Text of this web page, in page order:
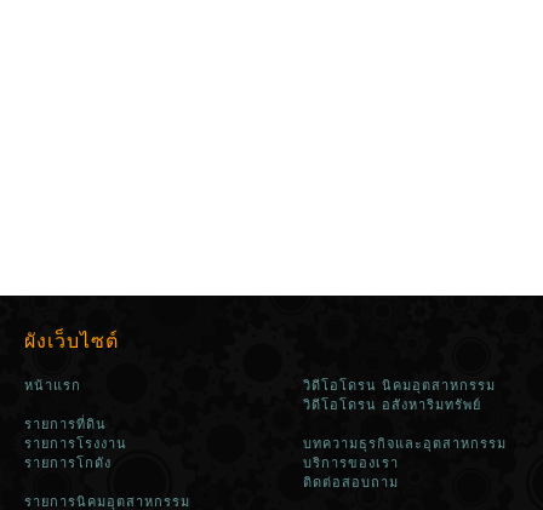
ผังเว็บไซต์
หน้าแรก
รายการที่ดิน
รายการโรงงาน
รายการโกดัง
รายการนิคมอุตสาหกรรม
วิดีโอโดรน นิคมอุตสาหกรรม
วิดีโอโดรน อสังหาริมทรัพย์
บทความธุรกิจและอุตสาหกรรม
บริการของเรา
ติดต่อสอบถาม